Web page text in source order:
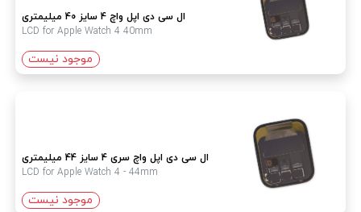
ال سی دی اپل واچ 4 سایز 40 میلیمتری
LCD for Apple Watch 4 40mm
موجود نیست
ال سی دی اپل واچ سری 4 سایز 44 میلیمتری
LCD for Apple Watch 4 - 44mm
موجود نیست